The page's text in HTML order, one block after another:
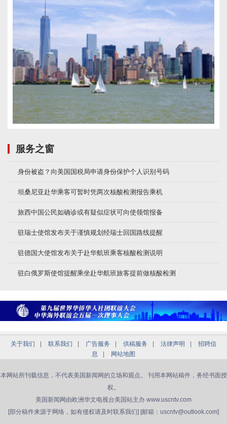
服务之窗
身份被盗？向美国国税局申请身份保护个人识别号码
坦桑尼亚赴华乘客可暂时凭两次核酸检测报告乘机
旅西中国公民如确诊或有疑似症状可向使领馆报备
驻瑞士使馆发布关于谨慎规划经瑞士回国路线提醒
驻德国大使馆发布关于赴华航班乘客核酸检测说明
驻白俄罗斯使馆提醒乘坐赴华航班旅客提前做核酸检测
关于我们 联系我们 广告服务 供稿服务 法律声明
招聘信
息
网站地图
本网站所刊载信息，不代表美国新闻网的立场和观点。 刊用本网站稿件，务经书面授
权。
美国新闻网由欧洲华文电视台美国站主办 www.uscntv.com
[部分稿件来源于网络，如有侵权请及时联系我们] [邮箱：uscntv@outlook.com]